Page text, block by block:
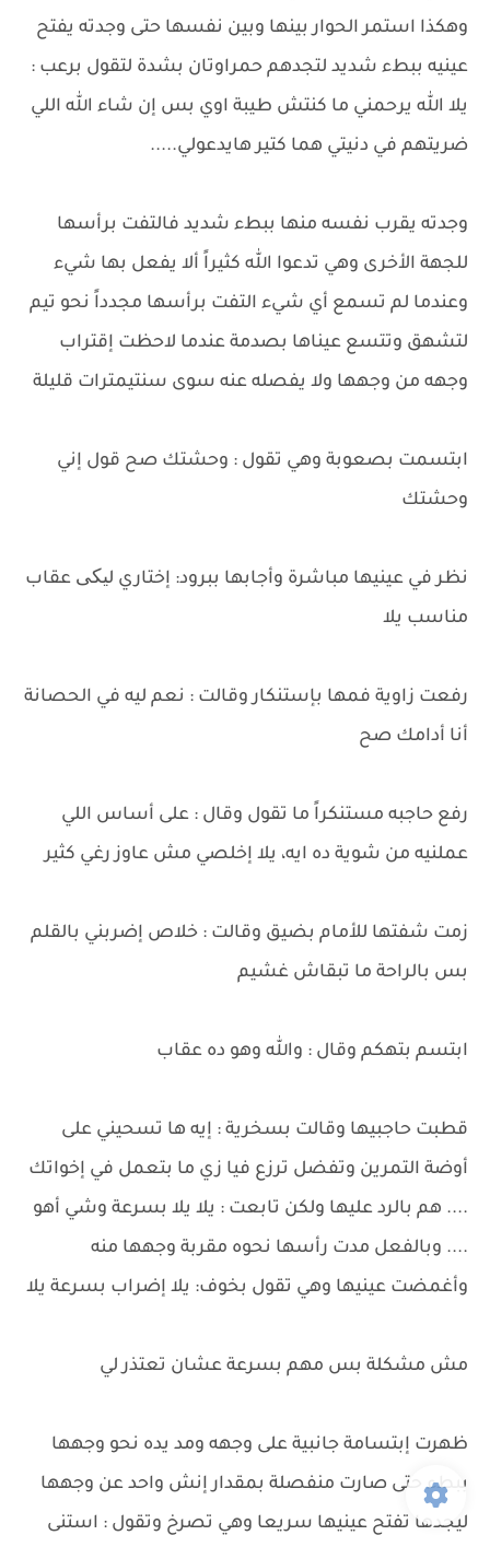
وهكذا استمر الحوار بينها وبين نفسها حتى وجدته يفتح
عينيه ببطء شديد لتجدهم حمراوتان بشدة لتقول برعب :
يلا الله يرحمني ما كنتش طيبة اوي بس إن شاء الله اللي
ضريتهم في دنيتي هما كتير هايدعولي.....
وجدته يقرب نفسه منها ببطء شديد فالتفت برأسها
للجهة الأخرى وهي تدعوا الله كثيراً ألا يفعل بها شيء
وعندما لم تسمع أي شيء التفت برأسها مجدداً نحو تيم
لتشهق وتتسع عيناها بصدمة عندما لاحظت إقتراب
وجهه من وجهها ولا يفصله عنه سوى سنتيمترات قليلة
ابتسمت بصعوبة وهي تقول : وحشتك صح قول إني
وحشتك
نظر في عينيها مباشرة وأجابها ببرود: إختاري لیکی عقاب
مناسب يلا
رفعت زاوية فمها بإستنكار وقالت : نعم ليه في الحصانة
أنا أدامك صح
رفع حاجبه مستنكراً ما تقول وقال : على أساس اللي
عملنيه من شوية ده ايه، يلا إخلصي مش عاوز رغي كثير
زمت شفتها للأمام بضيق وقالت : خلاص إضربني بالقلم
بس بالراحة ما تبقاش غشيم
ابتسم بتهكم وقال : والله وهو ده عقاب
قطبت حاجبيها وقالت بسخرية : إيه ها تسحيني على
أوضة التمرين وتفضل ترزع فيا زي ما بتعمل في إخواتك
.... هم بالرد عليها ولكن تابعت : يلا يلا بسرعة وشي أهو
.... وبالفعل مدت رأسها نحوه مقربة وجهها منه
وأغمضت عينيها وهي تقول بخوف: يلا إضراب بسرعة يلا
مش مشكلة بس مهم بسرعة عشان تعتذر لي
ظهرت إبتسامة جانبية على وجهه ومد يده نحو وجهها
ببطء حتى صارت منفصلة بمقدار إنش واحد عن وجهها
ليجدها تفتح عينيها سريعا وهي تصرخ وتقول : استنى